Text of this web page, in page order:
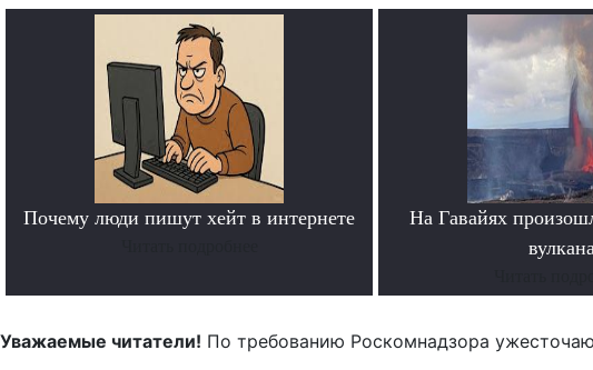
Почему люди пишут хейт в интернете
На Гавайях
Уважаемые читатели! По требованию Роскомнадзора